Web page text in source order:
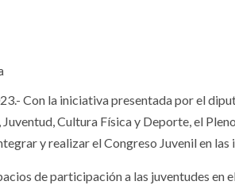
Con la iniciativa presentada por el
Cultura Física y Deporte, el
y realizar el Congreso Juvenil en
de participación a las juventudes en